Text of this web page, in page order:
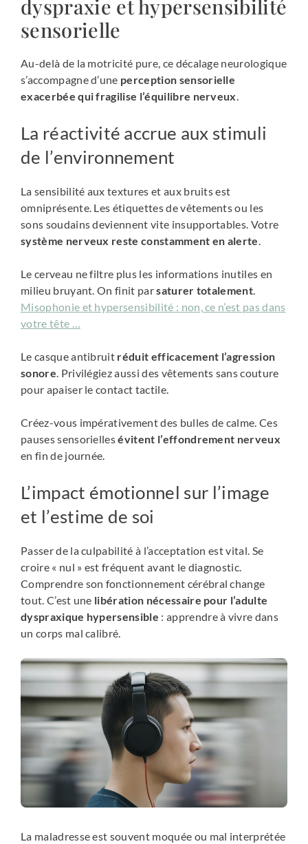
dyspraxie et hypersensibilité
sensorielle
Au-delà de la motricité pure, ce décalage neurologique
s’accompagne d’une perception sensorielle
exacerbée qui fragilise l’équilibre nerveux.
La réactivité accrue aux stimuli
de l’environnement
La sensibilité aux textures et aux bruits est
omniprésente. Les étiquettes de vêtements ou les
sons soudains deviennent vite insupportables. Votre
système nerveux reste constamment en alerte.
Le cerveau ne filtre plus les informations inutiles en
milieu bruyant. On finit parsaturer totalement.
Misophonie et hypersensibilité : non, ce n’est pas dans
votre tête …
Le casque antibruit réduit efficacement l’agression
sonore. Privilégiez aussi des vêtements sans couture
pour apaiser le contact tactile.
Créez-vous impérativement des bulles de calme. Ces
pauses sensoriellesévitent l’effondrement nerveux
en fin de journée.
L’impact émotionnel sur l’image
et l’estime de soi
Passer de la culpabilité à l’acceptation est vital. Se
croire « nul » est fréquent avant le diagnostic.
Comprendre son fonctionnement cérébral change
tout. C’est une libération nécessaire pour l’adulte
dyspraxique hypersensible : apprendre à vivre dans
un corps mal calibré.
La maladresse est souvent moquée ou mal interprétée